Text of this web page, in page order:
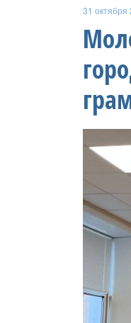
31 октября